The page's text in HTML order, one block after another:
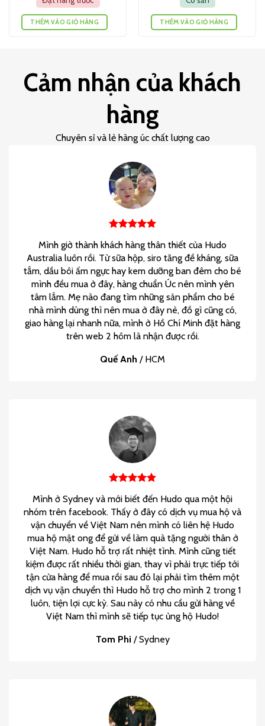
THÊM VÀO GIỎ HÀNG THÊM VÀO GIỎ HÀNG
Cảm nhận của khách
hàng
Chuyên sỉ và lẻ hàng úc chất lượng cao
Mình giờ thành khách hàng thân thiết của Hudo
Australia luôn rồi. Từ sữa hộp, siro tăng đề kháng, sữa
tắm, dầu bôi ấm ngực hay kem dưỡng ban đêm cho bé
mình đều mua ở đây, hàng chuẩn Úc nên mình yên
tâm lắm. Mẹ nào đang tìm những sản phẩm cho bé
nhà mình dùng thì nên mua ở đây nè, đồ gì cũng có,
giao hàng lại nhanh nữa, mình ở Hồ Chí Minh đặt hàng
trên web 2 hôm là nhận được rồi.
Quế Anh / HCM
Mình ở Sydney và mới biết đến Hudo qua một hội
nhóm trên facebook. Thấy ở đây có dịch vụ mua hộ và
vận chuyển về Việt Nam nên mình có liên hệ Hudo
mua hộ mật ong để gửi về làm quà tặng người thân ở
Việt Nam. Hudo hỗ trợ rất nhiệt tình. Mình cũng tiết
kiệm được rất nhiều thời gian, thay vì phải trực tiếp tới
tận cửa hàng để mua rồi sau đó lại phải tìm thêm một
dịch vụ vận chuyển thì Hudo hỗ trợ cho mình 2 trong 1
luôn, tiện lợi cực kỳ. Sau này có nhu cầu gửi hàng về
Việt Nam thì mình sẽ tiếp tục ủng hộ Hudo!
Tom Phi /Sydney